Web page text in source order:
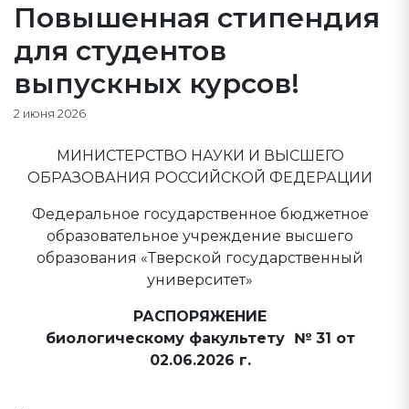
Повышенная стипендия
для студентов
выпускных курсов!
2 июня 2026
МИНИСТЕРСТВО НАУКИ И ВЫСШЕГО
ОБРАЗОВАНИЯ РОССИЙСКОЙ ФЕДЕРАЦИИ
Федеральное государственное бюджетное
образовательное учреждение высшего
образования «Тверской государственный
университет»
РАСПОРЯЖЕНИЕ
биологическому факультету № 31 от
02.06.2026 г.